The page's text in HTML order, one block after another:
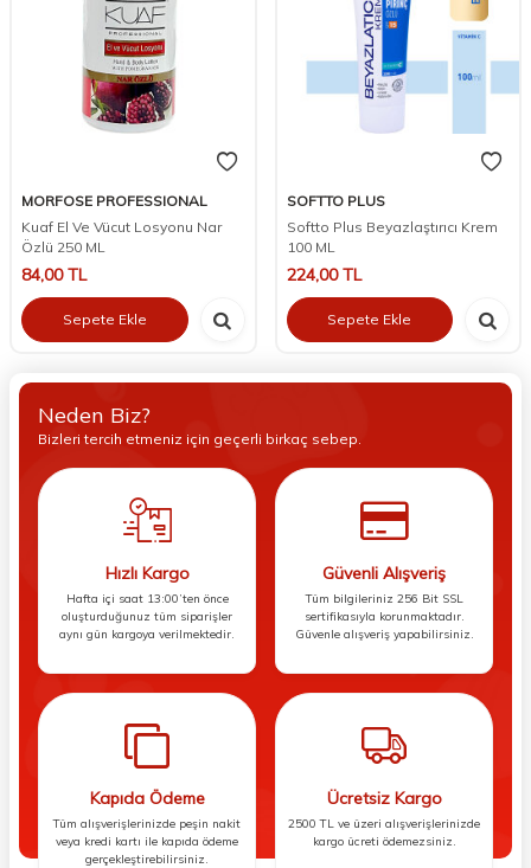
MORFOSE PROFESSIONAL
Kuaf El Ve Vücut Losyonu Nar
Özlü 250 ML
84,00TL
Sepete Ekle
SOFTTO PLUS
Softto Plus Beyazlaştırıcı Krem
100 ML
224,00TL
Sepete Ekle
Neden Biz?
Bizleri tercih etmeniz için geçerli birkaç sebep.
Hızlı Kargo
Hafta içi saat 13:00’ten önce
oluşturduğunuz tüm siparişler
aynı gün kargoya verilmektedir.
Güvenli Alışveriş
Tüm bilgileriniz 256 Bit SSL
sertifikasıyla korunmaktadır.
Güvenle alışveriş yapabilirsiniz.
Kapıda Ödeme
Tüm alışverişlerinizde peşin nakit
veya kredi kartı ile kapıda ödeme
gerçekleştirebilirsiniz.
Ücretsiz Kargo
2500 TL ve üzeri alışverişlerinizde
kargo ücreti ödemezsiniz.